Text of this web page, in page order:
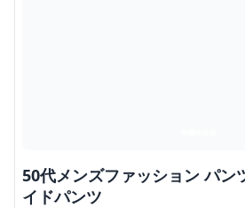
50代メンズファッション パン
イドパンツ